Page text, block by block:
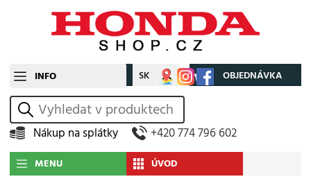
INFO CZ SK Můj účet OBJEDNÁVKA
vyhledat
Nákup na splátky +420 774 796 602
MENU ÚVOD